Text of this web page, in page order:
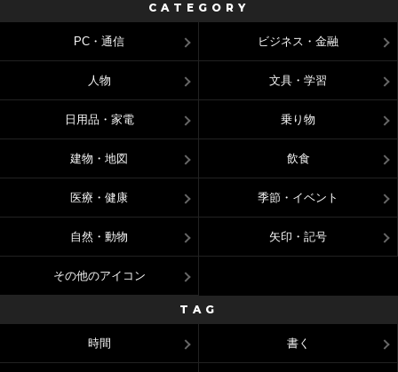
CATEGORY
PC・通信 ビジネス・金融
人物 文具・学習
日用品・家電 乗り物
建物・地図 飲食
医療・健康 季節・イベント
自然・動物 矢印・記号
その他のアイコン
TAG
時間 書く